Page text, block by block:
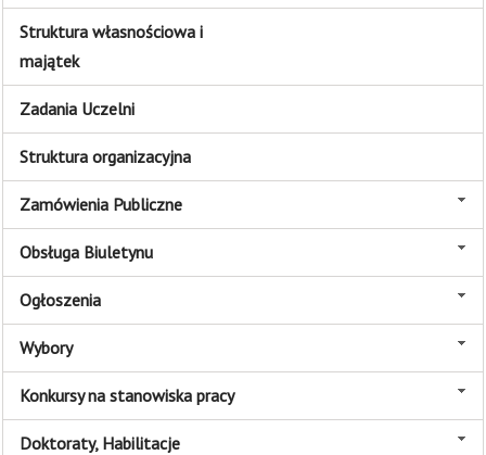
Struktura własnościowa i
majątek
Zadania Uczelni
Struktura organizacyjna
Zamówienia Publiczne
Obsługa Biuletynu
Ogłoszenia
Wybory
Konkursy na stanowiska pracy
Doktoraty, Habilitacje